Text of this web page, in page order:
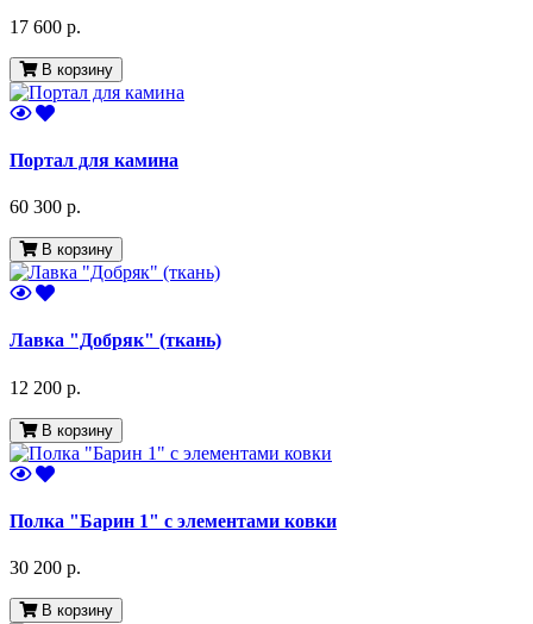
17 600 р.
В корзину
Портал для камина
60 300 р.
В корзину
Лавка "Добряк" (ткань)
12 200 р.
В корзину
Полка "Барин 1" с элементами ковки
30 200 р.
В корзину